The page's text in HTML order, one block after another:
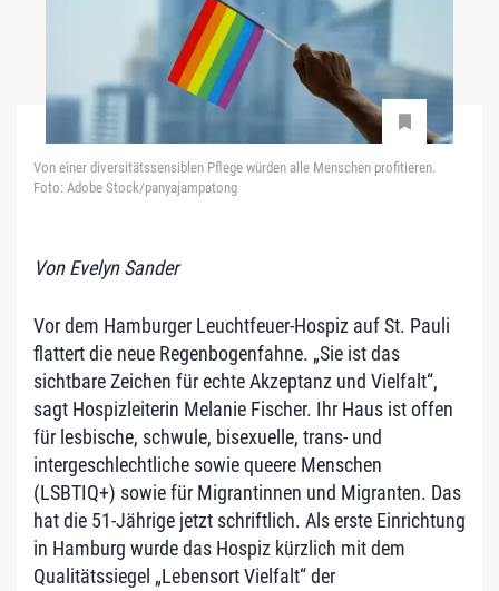
Von einer diversitätssensiblen Pflege würden alle Menschen profitieren.
Foto: Adobe Stock/panyajampatong
Von Evelyn Sander
Vor dem Hamburger Leuchtfeuer-Hospiz auf St. Pauli
flattert die neue Regenbogenfahne. „Sie ist das
sichtbare Zeichen für echte Akzeptanz und Vielfalt“,
sagt Hospizleiterin Melanie Fischer. Ihr Haus ist offen
für lesbische, schwule, bisexuelle, trans- und
intergeschlechtliche sowie queere Menschen
(LSBTIQ+) sowie für Migrantinnen und Migranten. Das
hat die 51-Jährige jetzt schriftlich. Als erste Einrichtung
in Hamburg wurde das Hospiz kürzlich mit dem
Qualitätssiegel „Lebensort Vielfalt“ der